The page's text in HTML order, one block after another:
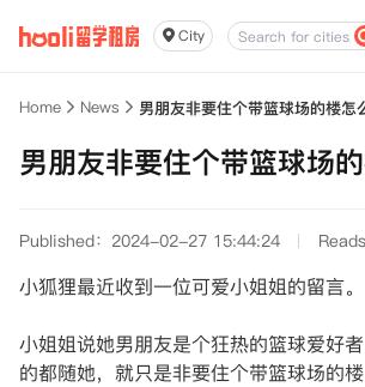
City
Home News 男朋友非要住个带篮球场的楼怎
男朋友非要住个带篮球场的
Published：2024-02-27 15:44:24
小狐狸最近收到一位可爱小姐姐的留言。
小姐姐说她男朋友是个狂热的篮球爱好
的都随她，就只是非要住个带篮球场的